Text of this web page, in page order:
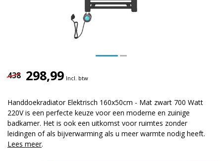
438 298,99 Incl. btw
Handdoekradiator Elektrisch 160x50cm - Mat zwart 700 Watt
220V is een perfecte keuze voor een moderne en zuinige
badkamer. Het is ook een uitkomst voor ruimtes zonder
leidingen of als bijverwarming als u meer warmte nodig heeft.
Lees meer.